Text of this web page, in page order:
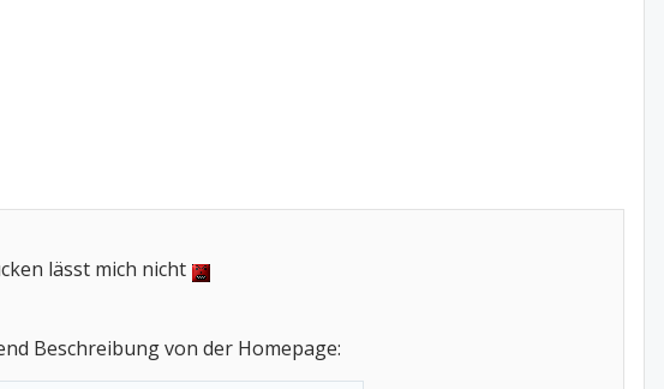
lässt mich nicht
Beschreibung von der Homepage: